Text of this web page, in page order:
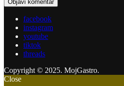
facebook
instagram
youtube
tiktok
threads
Copyright © 2025. MojGastro.
Close